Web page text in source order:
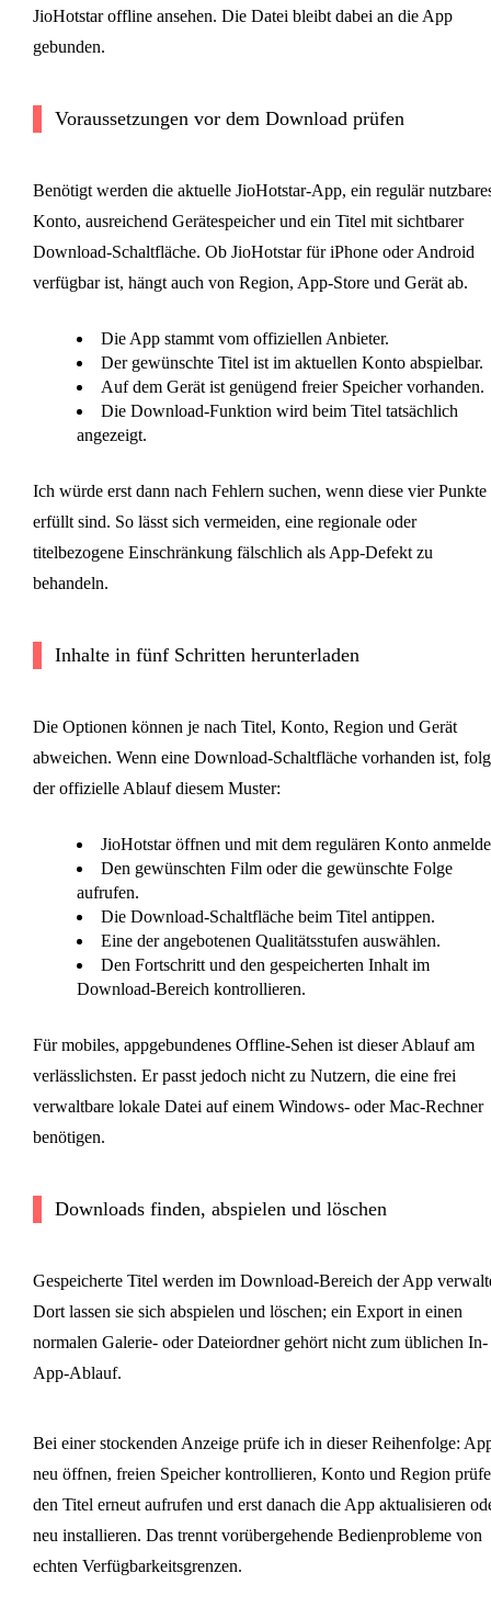
JioHotstar offline ansehen. Die Datei bleibt dabei an die App
gebunden.
Voraussetzungen vor dem Download prüfen
Benötigt werden die aktuelle JioHotstar-App, ein regulär
Konto, ausreichend Gerätespeicher und ein Titel mit sichtbarer
Download-Schaltfläche. Ob JioHotstar für iPhone oder Android
verfügbar ist, hängt auch von Region, App-Store und Gerät ab.
Die App stammt vom offiziellen Anbieter.
Der gewünschte Titel ist im aktuellen Konto abspielbar.
Auf dem Gerät ist genügend freier Speicher vorhanden.
Die Download-Funktion wird beim Titel tatsächlich
angezeigt.
Ich würde erst dann nach Fehlern suchen, wenn diese vier Punkte
erfüllt sind. So lässt sich vermeiden, eine regionale oder
titelbezogene Einschränkung fälschlich als App-Defekt zu
behandeln.
Inhalte in fünf Schritten herunterladen
Die Optionen können je nach Titel, Konto, Region und Gerät
abweichen. Wenn eine Download-Schaltfläche vorhanden ist,
der offizielle Ablauf diesem Muster:
JioHotstar öffnen und mit dem regulären Konto
Den gewünschten Film oder die gewünschte Folge
aufrufen.
Die Download-Schaltfläche beim Titel antippen.
Eine der angebotenen Qualitätsstufen auswählen.
Den Fortschritt und den gespeicherten Inhalt im
Download-Bereich kontrollieren.
Für mobiles, appgebundenes Offline-Sehen ist dieser Ablauf am
verlässlichsten. Er passt jedoch nicht zu Nutzern, die eine frei
verwaltbare lokale Datei auf einem Windows- oder Mac-Rechner
benötigen.
Downloads finden, abspielen und löschen
Gespeicherte Titel werden im Download-Bereich der App
Dort lassen sie sich abspielen und löschen; ein Export in einen
normalen Galerie- oder Dateiordner gehört nicht zum üblichen In-
App-Ablauf.
Bei einer stockenden Anzeige prüfe ich in dieser Reihenfolge:
neu öffnen, freien Speicher kontrollieren, Konto und Region
den Titel erneut aufrufen und erst danach die App aktualisieren
neu installieren. Das trennt vorübergehende Bedienprobleme von
echten Verfügbarkeitsgrenzen.